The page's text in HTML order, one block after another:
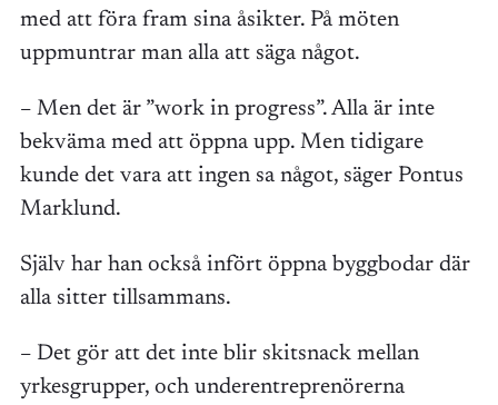
med att föra fram sina åsikter. På möten
uppmuntrar man alla att säga något.
– Men det är ”work in progress”. Alla är inte
bekväma med att öppna upp. Men tidigare
kunde det vara att ingen sa något, säger Pontus
Marklund.
Själv har han också infört öppna byggbodar där
alla sitter tillsammans.
– Det gör att det inte blir skitsnack mellan
yrkesgrupper, och underentreprenörerna